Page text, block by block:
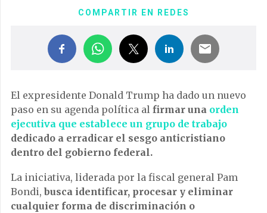
COMPARTIR EN REDES
El expresidente Donald Trump ha dado un nuevo
paso en su agenda política al firmar una orden
ejecutiva que establece un grupo de trabajo
dedicado a erradicar el sesgo anticristiano
dentro del gobierno federal.
La iniciativa, liderada por la fiscal general Pam
Bondi, busca identificar, procesar y eliminar
cualquier forma de discriminación o